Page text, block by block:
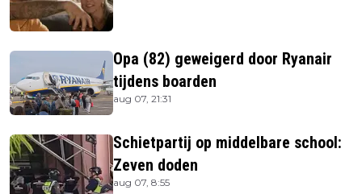
Opa (82) geweigerd door Ryanair
tijdens boarden
aug 07, 21:31
Schietpartij op middelbare school:
Zeven doden
aug 07, 8:55